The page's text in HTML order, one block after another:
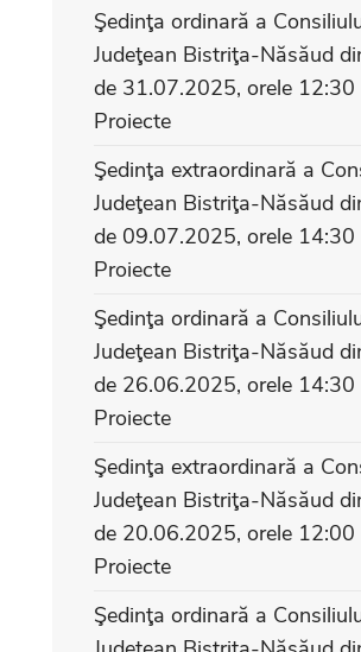
Şedinţa ordinară a
Judeţean Bistriţa-Năsăud
de 31.07.2025, orele 12:30
Proiecte
Şedinţa extraordinară a
Judeţean Bistriţa-Năsăud
de 09.07.2025, orele 14:30
Proiecte
Şedinţa ordinară a
Judeţean Bistriţa-Năsăud
de 26.06.2025, orele 14:30
Proiecte
Şedinţa extraordinară a
Judeţean Bistriţa-Năsăud
de 20.06.2025, orele 12:00
Proiecte
Şedinţa ordinară a